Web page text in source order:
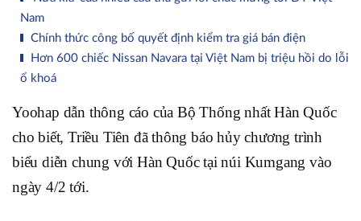
Nam
Chính thức công bố quyết định kiểm tra giá bán điện
Hơn 600 chiếc Nissan Navara tại Việt Nam bị triệu hồi do lỗi
ổ khoá
Yoohap dẫn thông cáo của Bộ Thống nhất Hàn Quốc
cho biết,Triều Tiên đã thông báo hủy chương trình
biểu diễn chung với Hàn Quốc tại núi Kumgang vào
ngày 4/2 tới.